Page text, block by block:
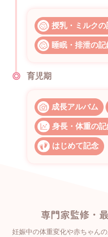
授乳・ミルクの
睡眠・排泄の記
育児期
成長アルバム
身長・体重の記
はじめて記念
専門家監修・
妊娠中の体重変化や赤ちゃん